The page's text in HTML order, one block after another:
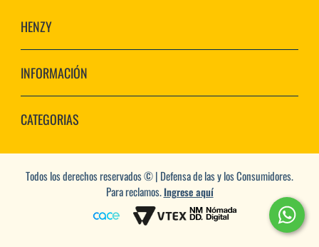
HENZY
INFORMACIÓN
CATEGORIAS
Todos los derechos reservados © | Defensa de las y los Consumidores.
Para reclamos.Ingrese aquí